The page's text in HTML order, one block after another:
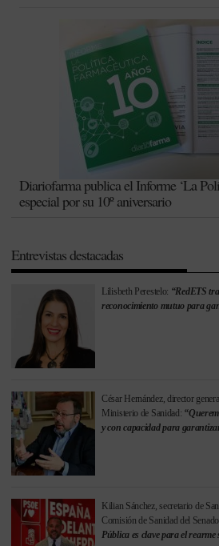
Diariofarma publica el Informe ‘La
especial por su 10º aniversario
Entrevistas destacadas
Lilisbeth Perestelo: “RedETS
reconocimiento mutuo para
César Hernández, director
Ministerio de Sanidad:
y con capacidad para
Kilian Sánchez, secretario de
Comisión de Sanidad del
Pública es clave para el